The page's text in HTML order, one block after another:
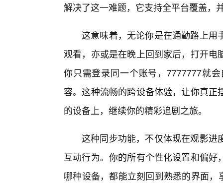
解决了这一难题，它支持全平台覆盖，
这意味着，无论你是在通勤路上用
观看，亦或是在晚上回到家后，打开
你只需登录同一个账号，7777777就
容。这种流畅的跨设备体验，让你真
的设备上，继续你的精彩追剧之旅。
这种同步功能，不仅体现在观影进
互动行为。你的所有个性化设置和偏
哪种设备，都能立刻回到熟悉的界面